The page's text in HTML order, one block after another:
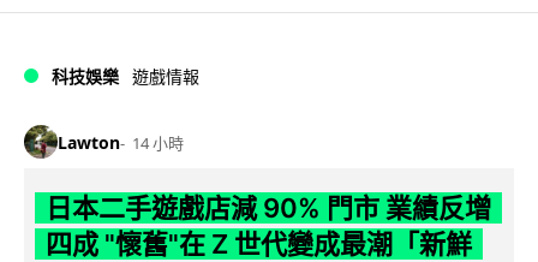
科技娛樂 遊戲情報
Lawton 14 小時
日本二手遊戲店減 90% 門市 業績反增
四成 "懷舊"在 Z 世代變成最潮「新鮮